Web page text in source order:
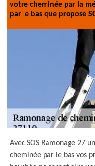
votre cheminée par la
par le bas que propose
Avec SOS Ramonage 27
cheminée par le bas vos